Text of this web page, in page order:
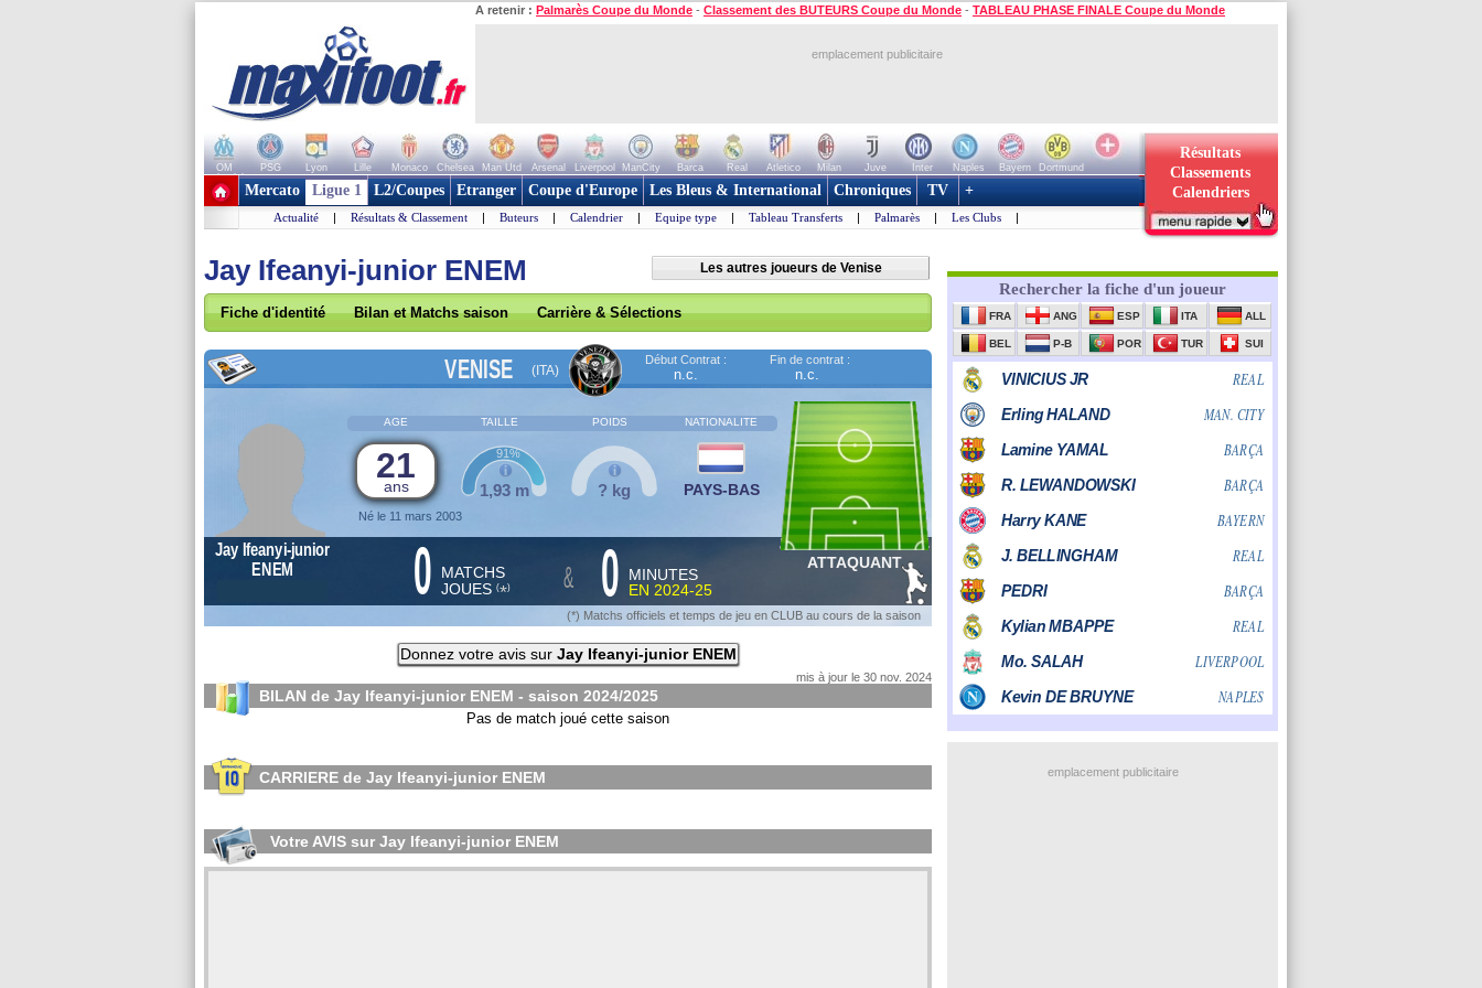
A retenir : Palmarès Coupe du Monde - Classement des BUTEURS Coupe du Monde - TABLEAU PHASE FINALE Coupe du Monde
emplacement publicitaire
OM PSG Lyon Lille Monaco Chelsea Man Utd Arsenal Liverpool ManCity Barca Real Atletico Milan Juve Inter Naples Bayern
Dortmund
+ de clubs
Résultats
Classements
Calendriers
Mercato Ligue 1 L2/Coupes Etranger Coupe d'Europe Les Bleus & International Chroniques TV +
Actualité | Résultats & Classement | Buteurs | Calendrier | Equipe type | Tableau Transferts | Palmarès | Les Clubs |
Jay Ifeanyi-junior ENEM Les autres joueurs de Venise
Fiche d'identité Bilan et Matchs saison Carrière & Sélections
VENISE (ITA)
Début Contrat :
n.c.
Fin de contrat :
n.c.
AGE TAILLE POIDS NATIONALITE
21
ans
Né le 11 mars 2003
1,93 m
91%
? kg PAYS-BAS
Jay Ifeanyi-junior
ENEM
0 MATCHS
JOUES (*) & 0
MINUTES
EN 2024-25
ATTAQUANT
(*) Matchs officiels et temps de jeu en CLUB au cours de la saison
Donnez votre avis sur Jay Ifeanyi-junior ENEM
mis à jour le 30 nov. 2024
BILAN de Jay Ifeanyi-junior ENEM - saison 2024/2025
Pas de match joué cette saison
CARRIERE de Jay Ifeanyi-junior ENEM
Votre AVIS sur Jay Ifeanyi-junior ENEM
emplacement publicitaire